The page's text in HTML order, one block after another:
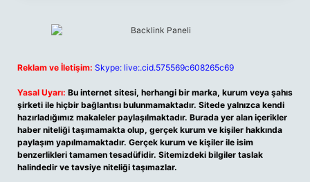
Reklam ve İletişim: Skype: live:.cid.575569c608265c69
Yasal Uyarı: Bu internet sitesi, herhangi bir marka, kurum veya şahıs
şirketi ile hiçbir bağlantısı bulunmamaktadır. Sitede yalnızca kendi
hazırladığımız makaleler paylaşılmaktadır. Burada yer alan içerikler
haber niteliği taşımamakta olup, gerçek kurum ve kişiler hakkında
paylaşım yapılmamaktadır. Gerçek kurum ve kişiler ile isim
benzerlikleri tamamen tesadüfidir. Sitemizdeki bilgiler taslak
halindedir ve tavsiye niteliği taşımazlar.